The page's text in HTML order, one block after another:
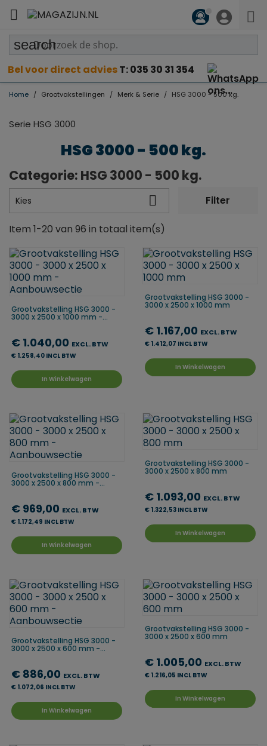

search
Bel voor direct adviesT: 035 30 31 354
Home Grootvakstellingen Merk & Serie HSG 3000 - 500 kg.
Serie HSG 3000
HSG 3000 - 500 kg.
Categorie: HSG 3000 - 500 kg.
Kies  Filter
Item 1-20 van 96 in totaal item(s)
Grootvakstelling HSG 3000 -
3000 x 2500 x 1000 mm -...
€ 1.040,00 EXCL. BTW
€ 1.258,40 INCL BTW
In Winkelwagen
Grootvakstelling HSG 3000 -
3000 x 2500 x 1000 mm
€ 1.167,00 EXCL. BTW
€ 1.412,07 INCL BTW
In Winkelwagen
Grootvakstelling HSG 3000 -
3000 x 2500 x 800 mm -...
€ 969,00 EXCL. BTW
€ 1.172,49 INCL BTW
In Winkelwagen
Grootvakstelling HSG 3000 -
3000 x 2500 x 800 mm
€ 1.093,00 EXCL. BTW
€ 1.322,53 INCL BTW
In Winkelwagen
Grootvakstelling HSG 3000 -
3000 x 2500 x 600 mm -...
€ 886,00 EXCL. BTW
€ 1.072,06 INCL BTW
In Winkelwagen
Grootvakstelling HSG 3000 -
3000 x 2500 x 600 mm
€ 1.005,00 EXCL. BTW
€ 1.216,05 INCL BTW
In Winkelwagen